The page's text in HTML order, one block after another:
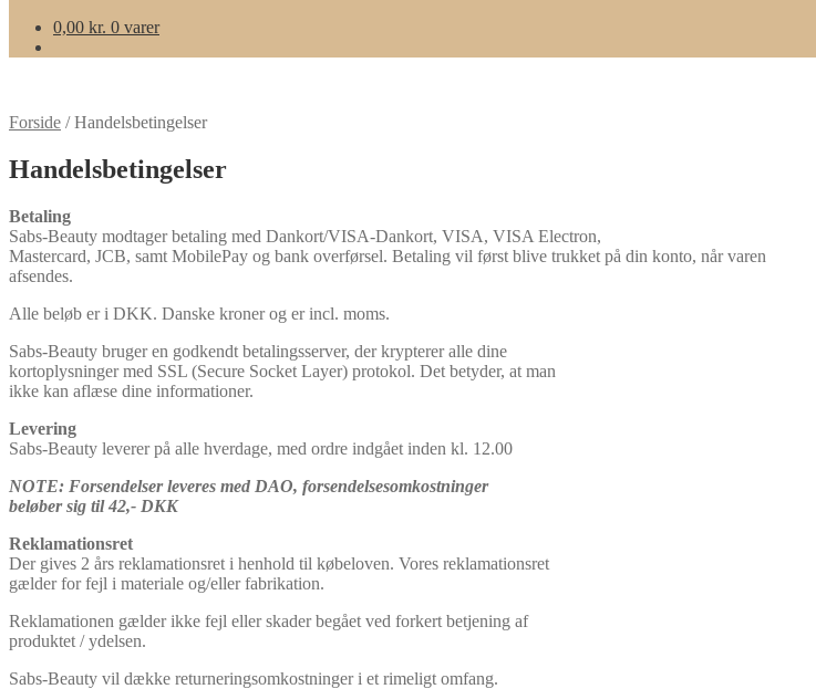
0,00 kr. 0 varer
Forside /Handelsbetingelser
Handelsbetingelser
Betaling
Sabs-Beauty modtager betaling med Dankort/VISA-Dankort, VISA, VISA Electron,
Mastercard, JCB, samt MobilePay og bank overførsel. Betaling vil først blive trukket på din konto, når varen
afsendes.
Alle beløb er i DKK. Danske kroner og er incl. moms.
Sabs-Beauty bruger en godkendt betalingsserver, der krypterer alle dine
kortoplysninger med SSL (Secure Socket Layer) protokol. Det betyder, at man
ikke kan aflæse dine informationer.
Levering
Sabs-Beauty leverer på alle hverdage, med ordre indgået inden kl. 12.00
NOTE: Forsendelser leveres med DAO, forsendelsesomkostninger
beløber sig til 42,- DKK
Reklamationsret
Der gives 2 års reklamationsret i henhold til købeloven. Vores reklamationsret
gælder for fejl i materiale og/eller fabrikation.
Reklamationen gælder ikke fejl eller skader begået ved forkert betjening af
produktet / ydelsen.
Sabs-Beauty vil dække returneringsomkostninger i et rimeligt omfang.